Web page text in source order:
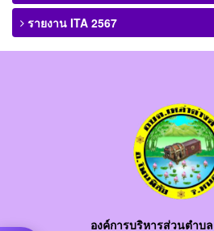
รายงาน ITA 2567
องค์การบริหารส่วนตำบล